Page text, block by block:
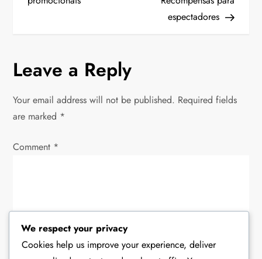
t
a
i
g
i
espectadores
Leave a Reply
Your email address will not be published. Required fields
are marked *
Comment *
We respect your privacy
Cookies help us improve your experience, deliver